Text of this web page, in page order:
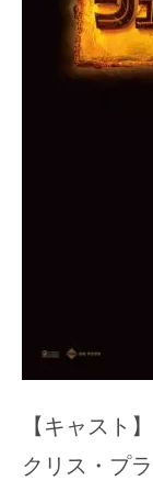
【キャスト】
クリス・プ